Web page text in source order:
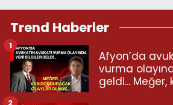
Trend Haberler
Afyon’da
vurma
geldi...
1
2